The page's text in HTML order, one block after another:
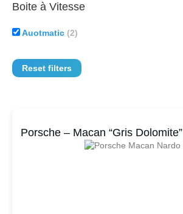
Boite à Vitesse
Auotmatic (2)
Reset filters
Porsche – Macan “Gris Dolomite”